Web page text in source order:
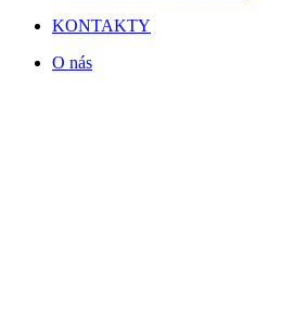
KONTAKTY
O nás